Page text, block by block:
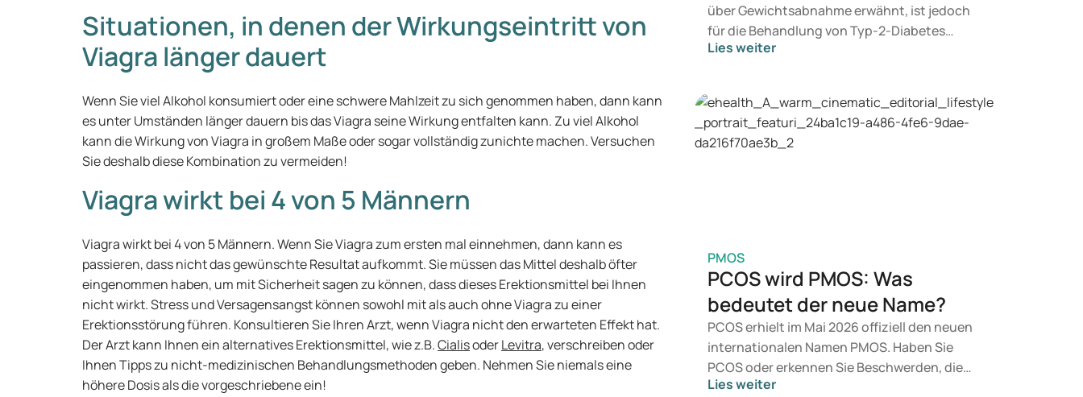
Situationen, in denen der Wirkungseintritt von
Viagra länger dauert
Wenn Sie viel Alkohol konsumiert oder eine schwere Mahlzeit zu sich genommen haben, dann kann
es unter Umständen länger dauern bis das Viagra seine Wirkung entfalten kann. Zu viel Alkohol
kann die Wirkung von Viagra in großem Maße oder sogar vollständig zunichte machen. Versuchen
Sie deshalb diese Kombination zu vermeiden!
Viagra wirkt bei 4 von 5 Männern
Viagra wirkt bei 4 von 5 Männern. Wenn Sie Viagra zum ersten mal einnehmen, dann kann es
passieren, dass nicht das gewünschte Resultat aufkommt. Sie müssen das Mittel deshalb öfter
eingenommen haben, um mit Sicherheit sagen zu können, dass dieses Erektionsmittel bei Ihnen
nicht wirkt. Stress und Versagensangst können sowohl mit als auch ohne Viagra zu einer
Erektionsstörung führen. Konsultieren Sie Ihren Arzt, wenn Viagra nicht den erwarteten Effekt hat.
Der Arzt kann Ihnen ein alternatives Erektionsmittel, wie z.B.CialisoderLevitra, verschreiben oder
Ihnen Tipps zu nicht-medizinischen Behandlungsmethoden geben. Nehmen Sie niemals eine
höhere Dosis als die vorgeschriebene ein!
über Gewichtsabnahme erwähnt, ist jedoch
für die Behandlung von Typ-2-Diabetes
vorgesehen. Suchen Sie eine Therapie zur
Betracht. Welche Behandlung für Sie geeignet
ist, entscheidet ein Arzt auf Grundlage Ihrer
Gesundheit, Ihres BMI und Ihres
Lies weiter
PMOS
PCOS wird PMOS: Was
bedeutet der neue Name?
PCOS erhielt im Mai 2026 offiziell den neuen
internationalen Namen PMOS. Haben Sie
PCOS oder erkennen Sie Beschwerden, die
dazu passen? Medizinisch ändert sich
Lies weiter